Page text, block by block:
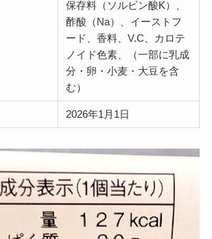
保存料（ソルビン酸K）、
酢酸（Na）、イーストフ
ード、香料、V.C、カロテ
ノイド色素、（一部に乳成
分・卵・小麦・大豆を含
む）
2026年1月1日